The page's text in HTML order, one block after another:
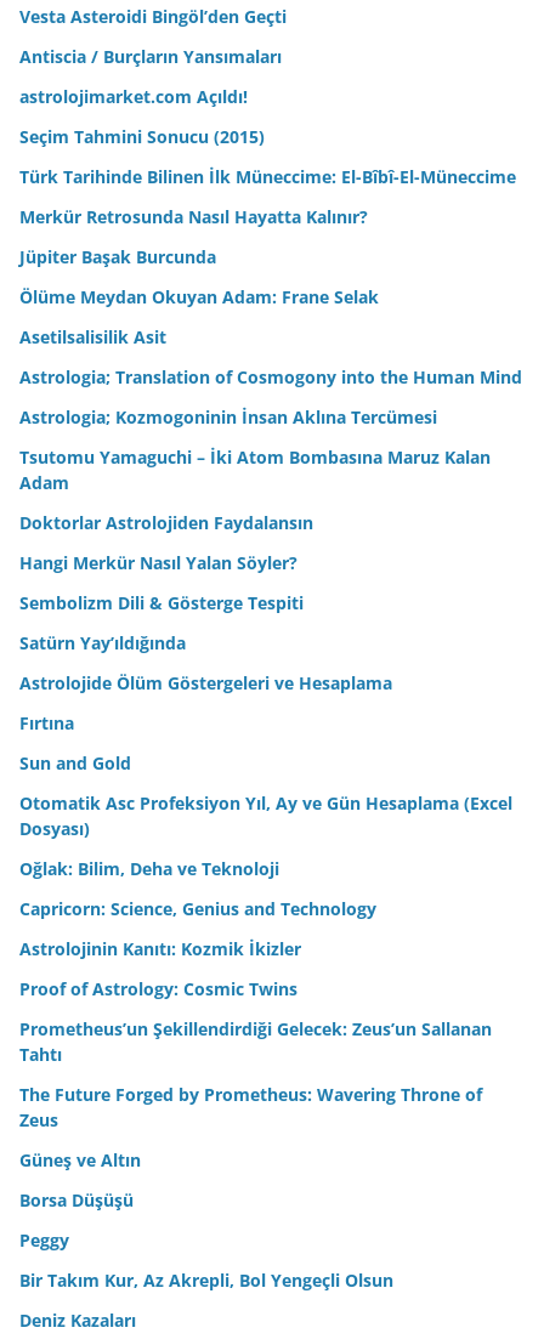
Vesta Asteroidi Bingöl’den Geçti
Antiscia / Burçların Yansımaları
astrolojimarket.com Açıldı!
Seçim Tahmini Sonucu (2015)
Türk Tarihinde Bilinen İlk Müneccime: El-Bîbî-El-Müneccime
Merkür Retrosunda Nasıl Hayatta Kalınır?
Jüpiter Başak Burcunda
Ölüme Meydan Okuyan Adam: Frane Selak
Asetilsalisilik Asit
Astrologia; Translation of Cosmogony into the Human Mind
Astrologia; Kozmogoninin İnsan Aklına Tercümesi
Tsutomu Yamaguchi – İki Atom Bombasına Maruz Kalan
Adam
Doktorlar Astrolojiden Faydalansın
Hangi Merkür Nasıl Yalan Söyler?
Sembolizm Dili & Gösterge Tespiti
Satürn Yay’ıldığında
Astrolojide Ölüm Göstergeleri ve Hesaplama
Fırtına
Sun and Gold
Otomatik Asc Profeksiyon Yıl, Ay ve Gün Hesaplama (Excel
Dosyası)
Oğlak: Bilim, Deha ve Teknoloji
Capricorn: Science, Genius and Technology
Astrolojinin Kanıtı: Kozmik İkizler
Proof of Astrology: Cosmic Twins
Prometheus’un Şekillendirdiği Gelecek: Zeus’un Sallanan
Tahtı
The Future Forged by Prometheus: Wavering Throne of
Zeus
Güneş ve Altın
Borsa Düşüşü
Peggy
Bir Takım Kur, Az Akrepli, Bol Yengeçli Olsun
Deniz Kazaları